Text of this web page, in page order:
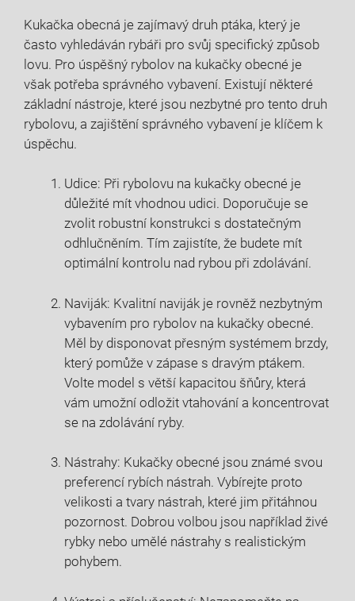
Kukačka obecná je zajímavý ‍druh ptáka, který je
často​ vyhledáván rybáři pro svůj‌ specifický způsob
lovu. Pro úspěšný rybolov na kukačky obecné je
však potřeba správného vybavení. ⁢Existují některé
základní nástroje, které jsou nezbytné pro tento druh
rybolovu, a zajištění správného⁢ vybavení je ⁤klíčem k
úspěchu.
Udice: Při rybolovu na kukačky obecné je
důležité mít vhodnou ​udici. Doporučuje se⁢
zvolit robustní konstrukci s dostatečným
odhlučněním. Tím zajistíte, že budete mít ​
optimální kontrolu nad rybou při zdolávání.
Naviják: Kvalitní ​naviják je rovněž nezbytným
vybavením pro rybolov na kukačky ​obecné.
Měl by disponovat přesným systémem brzdy,
který pomůže v zápase s dravým ptákem.
Volte model s větší kapacitou šňůry, která
vám umožní odložit vtahování a ⁤koncentrovat
se na zdolávání ryby.
Nástrahy: Kukačky obecné jsou známé svou
preferencí ‍rybích nástrah. Vybírejte proto
velikosti a tvary nástrah, které jim přitáhnou ​
pozornost. Dobrou volbou jsou⁢ například živé
rybky nebo umělé nástrahy s realistickým
pohybem.